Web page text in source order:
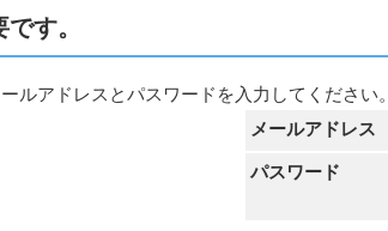
す。
ルアドレスとパスワードを入力してください。
メールアドレス
パスワード